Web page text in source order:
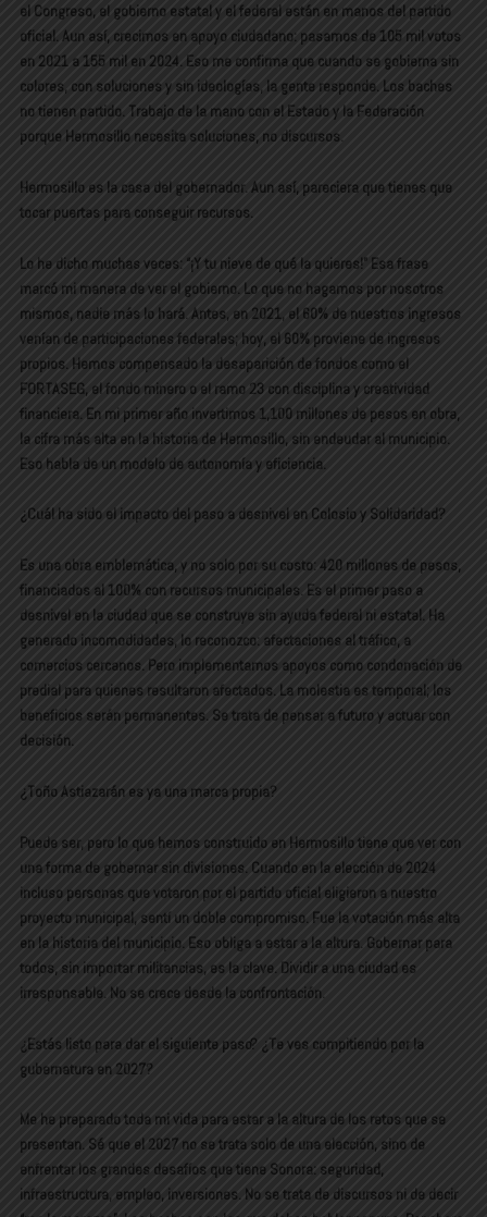
el Congreso, el gobierno estatal y el federal están en manos del partido
oficial. Aun así, crecimos en apoyo ciudadano: pasamos de 105 mil votos
en 2021 a 155 mil en 2024. Eso me confirma que cuando se gobierna sin
colores, con soluciones y sin ideologías, la gente responde. Los baches
no tienen partido. Trabajo de la mano con el Estado y la Federación
porque Hermosillo necesita soluciones, no discursos.
Hermosillo es la casa del gobernador. Aun así, pareciera que tienes que
tocar puertas para conseguir recursos.
Lo he dicho muchas veces: “¡Y tu nieve de qué la quieres!” Esa frase
marcó mi manera de ver el gobierno. Lo que no hagamos por nosotros
mismos, nadie más lo hará. Antes, en 2021, el 60% de nuestros ingresos
venían de participaciones federales; hoy, el 60% proviene de ingresos
propios. Hemos compensado la desaparición de fondos como el
FORTASEG, el fondo minero o el ramo 23 con disciplina y creatividad
financiera. En mi primer año invertimos 1,100 millones de pesos en obra,
la cifra más alta en la historia de Hermosillo, sin endeudar al municipio.
Eso habla de un modelo de autonomía y eficiencia.
¿Cuál ha sido el impacto del paso a desnivel en Colosio y Solidaridad?
Es una obra emblemática, y no solo por su costo: 420 millones de pesos,
financiados al 100% con recursos municipales. Es el primer paso a
desnivel en la ciudad que se construye sin ayuda federal ni estatal. Ha
generado incomodidades, lo reconozco: afectaciones al tráfico, a
comercios cercanos. Pero implementamos apoyos como condonación de
predial para quienes resultaron afectados. La molestia es temporal; los
beneficios serán permanentes. Se trata de pensar a futuro y actuar con
decisión.
¿Toño Astiazarán es ya una marca propia?
Puede ser, pero lo que hemos construido en Hermosillo tiene que ver con
una forma de gobernar sin divisiones. Cuando en la elección de 2024
incluso personas que votaron por el partido oficial eligieron a nuestro
proyecto municipal, sentí un doble compromiso. Fue la votación más alta
en la historia del municipio. Eso obliga a estar a la altura. Gobernar para
todos, sin importar militancias, es la clave. Dividir a una ciudad es
irresponsable. No se crece desde la confrontación.
¿Estás listo para dar el siguiente paso? ¿Te ves compitiendo por la
gubernatura en 2027?
Me he preparado toda mi vida para estar a la altura de los retos que se
presentan. Sé que el 2027 no se trata solo de una elección, sino de
enfrentar los grandes desafíos que tiene Sonora: seguridad,
infraestructura, empleo, inversiones. No se trata de discursos ni de decir